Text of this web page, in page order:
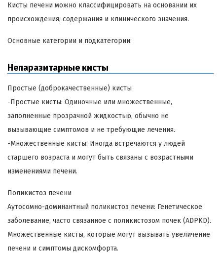
Кисты печени можно классифицировать на основании их
происхождения, содержания и клинического значения.
Основные категории и подкатегории:
Непаразитарные кисты
Простые (доброкачественные) кисты
-Простые кисты: Одиночные или множественные,
заполненные прозрачной жидкостью, обычно не
вызывающие симптомов и не требующие лечения.
-Множественные кисты: Иногда встречаются у людей
старшего возраста и могут быть связаны с возрастными
изменениями печени.
Поликистоз печени
Аутосомно-доминантный поликистоз печени: Генетическое
заболевание, часто связанное с поликистозом почек (ADPKD).
Множественные кисты, которые могут вызывать увеличение
печени и симптомы дискомфорта.